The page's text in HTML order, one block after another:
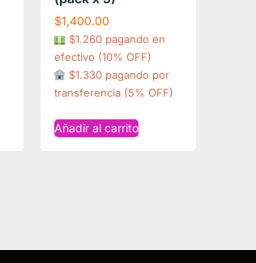
$1,400.00
$1.260 pagando en
efectivo (10% OFF)
$1.330 pagando por
transferencia (5% OFF)
Añadir al carrito